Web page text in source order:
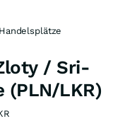
Handelsplätze
/ Sri-
(PLN/LKR)